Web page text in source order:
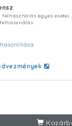
felhasználás egyes esetei